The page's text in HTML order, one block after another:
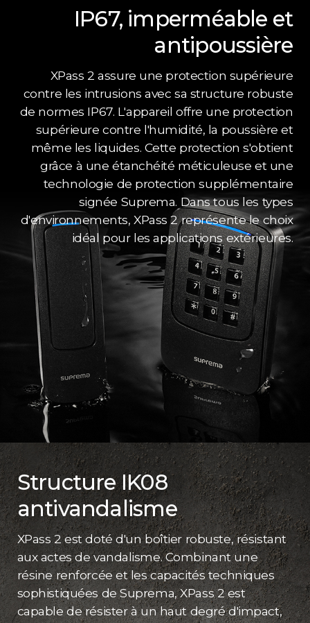
IP67, imperméable et
antipoussière
XPass 2 assure une protection supérieure
contre les intrusions avec sa structure robuste
de normes IP67. L'appareil offre une protection
supérieure contre l'humidité, la poussière et
même les liquides. Cette protection s'obtient
grâce à une étanchéité méticuleuse et une
technologie de protection supplémentaire
signée Suprema. Dans tous les types
d'environnements, XPass 2 représente le choix
idéal pour les applications extérieures.
Structure IK08
antivandalisme
XPass 2 est doté d'un boîtier robuste, résistant
aux actes de vandalisme. Combinant une
résine renforcée et les capacités techniques
sophistiquées de Suprema, XPass 2 est
capable de résister à un haut degré d'impact,